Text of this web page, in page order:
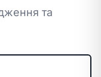
та